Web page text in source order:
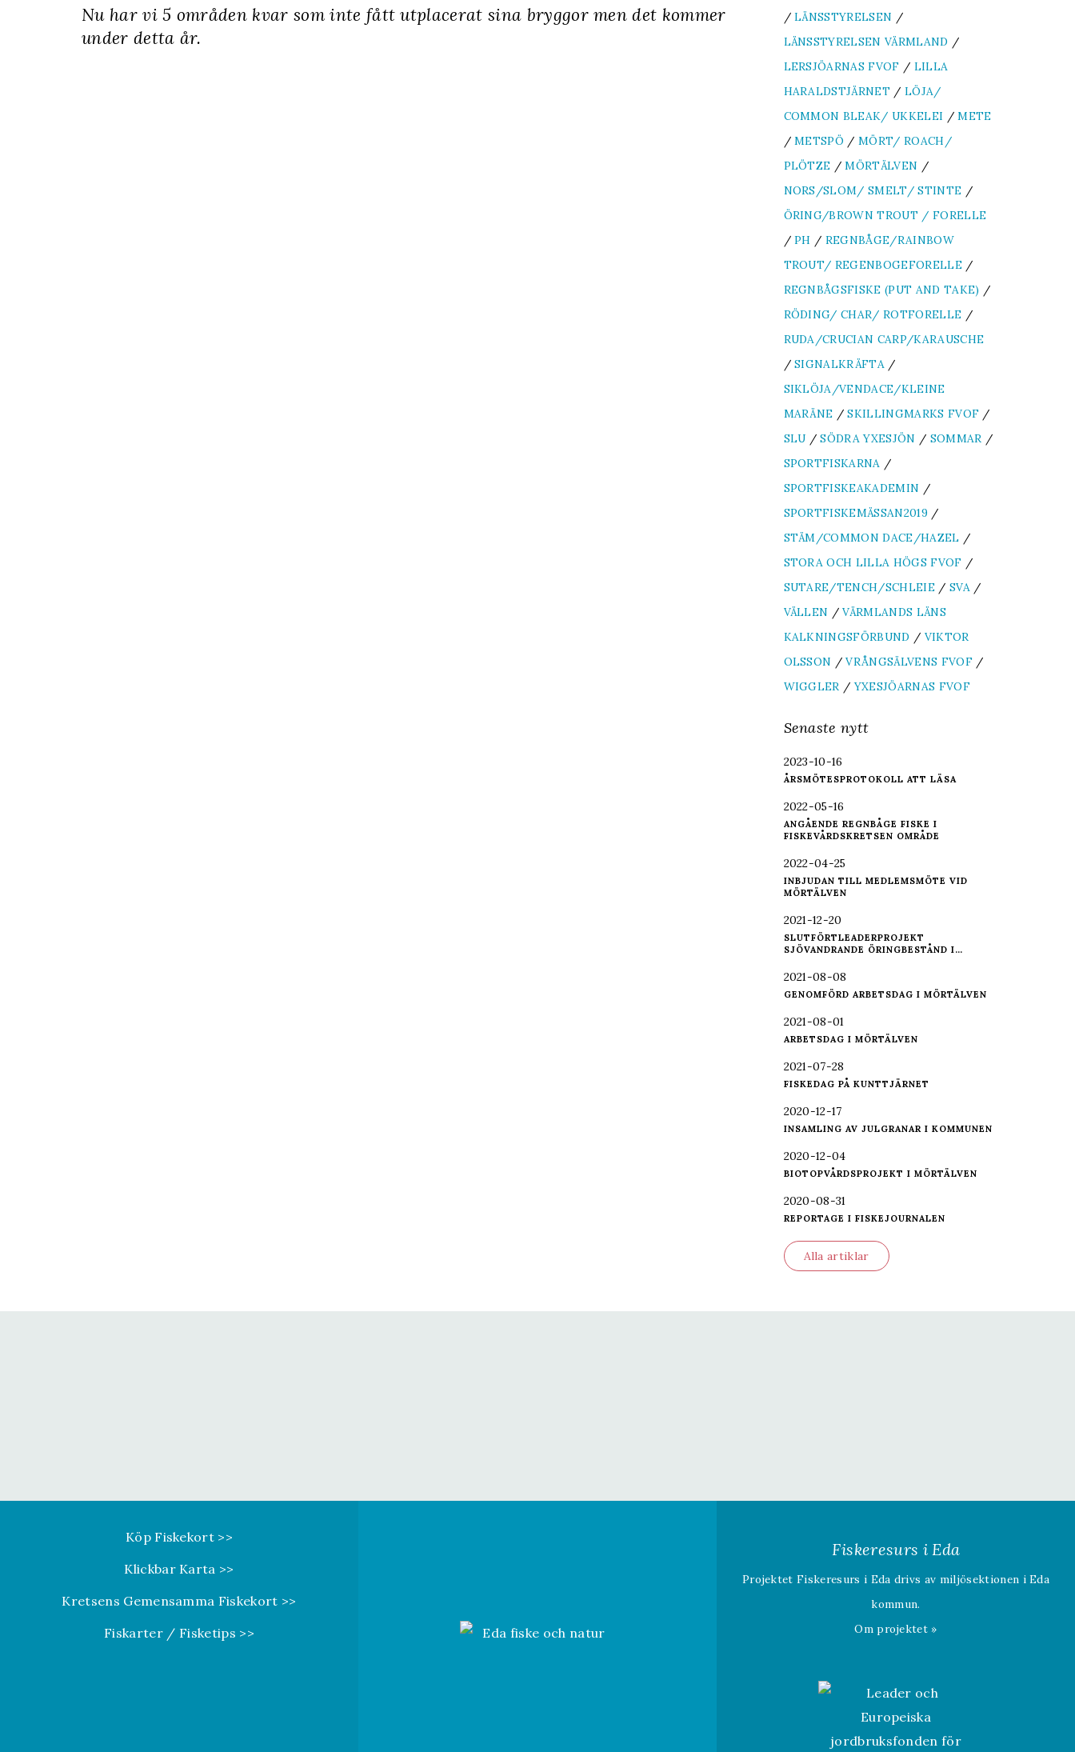
Nu har vi 5 områden kvar som inte fått utplacerat sina bryggor men det kommer
under detta år.
/LÄNSSTYRELSEN /
LÄNSSTYRELSEN VÄRMLAND /
LERSJÖARNAS FVOF / LILLA
HARALDSTJÄRNET/ LÖJA/
COMMON BLEAK/ UKKELEI /METE
/METSPÖ /MÖRT/ ROACH/
PLÖTZE /MÖRTÄLVEN /
NORS/SLOM/ SMELT/ STINTE /
ÖRING/BROWN TROUT / FORELLE
/PH / REGNBÅGE/RAINBOW
TROUT/ REGENBOGEFORELLE/
REGNBÅGSFISKE (PUT AND TAKE) /
RÖDING/ CHAR/ ROTFORELLE /
RUDA/CRUCIAN CARP/KARAUSCHE
/SIGNALKRÄFTA/
SIKLÖJA/VENDACE/KLEINE
MARÄNE /SKILLINGMARKS FVOF /
SLU /SÖDRA YXESJÖN / SOMMAR /
SPORTFISKARNA /
SPORTFISKEAKADEMIN /
SPORTFISKEMÄSSAN2019 /
STÄM/COMMON DACE/HAZEL /
STORA OCH LILLA HÖGS FVOF /
SUTARE/TENCH/SCHLEIE/ SVA/
VÄLLEN /VÄRMLANDS LÄNS
KALKNINGSFÖRBUND / VIKTOR
OLSSON /VRÅNGSÄLVENS FVOF/
WIGGLER /YXESJÖARNAS FVOF
Senaste nytt
2023-10-16
ÅRSMÖTESPROTOKOLL ATT LÄSA
2022-05-16
ANGÅENDE REGNBÅGE FISKE I
FISKEVÅRDSKRETSEN OMRÅDE
2022-04-25
INBJUDAN TILL MEDLEMSMÖTE VID
MÖRTÄLVEN
2021-12-20
SLUTFÖRTLEADERPROJEKT
SJÖVANDRANDE ÖRINGBESTÅND I…
2021-08-08
GENOMFÖRD ARBETSDAG I MÖRTÄLVEN
2021-08-01
ARBETSDAG I MÖRTÄLVEN
2021-07-28
FISKEDAG PÅ KUNTTJÄRNET
2020-12-17
INSAMLING AV JULGRANAR I KOMMUNEN
2020-12-04
BIOTOPVÅRDSPROJEKT I MÖRTÄLVEN
2020-08-31
REPORTAGE I FISKEJOURNALEN
Alla artiklar
Köp Fiskekort >>
Klickbar Karta >>
Kretsens Gemensamma Fiskekort >>
Fiskarter / Fisketips >>
Fiskeresurs i Eda
Projektet Fiskeresurs i Eda drivs av miljösektionen i Eda
kommun.
Om projektet »